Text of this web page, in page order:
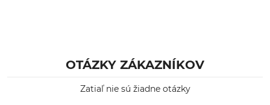
OTÁZKY ZÁKAZNÍKOV
Zatiaľ nie sú žiadne otázky